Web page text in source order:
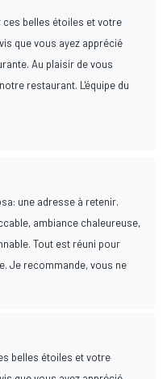
ces belles étoiles et votre
que vous ayez apprécié
Au plaisir de vous
restaurant. L'équipe du
une adresse à retenir.
ambiance chaleureuse,
Tout est réuni pour
Je recommande, vous ne
belles étoiles et votre